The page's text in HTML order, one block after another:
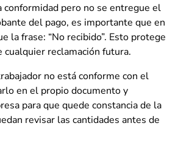
conformidad pero no se entregue el
del pago, es importante que en
la frase: “No recibido”. Esto protege
cualquier reclamación futura.
no está conforme con el
en el propio documento y
para que quede constancia de la
revisar las cantidades antes de